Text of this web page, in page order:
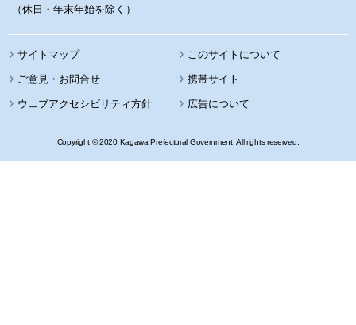
（休日・年末年始を除く）
サイトマップ このサイトについて
携帯サイト
ウェブアクセシビリティ方針 広告について
Copyright © 2020 Kagawa Prefectural Government. All rights reserved.